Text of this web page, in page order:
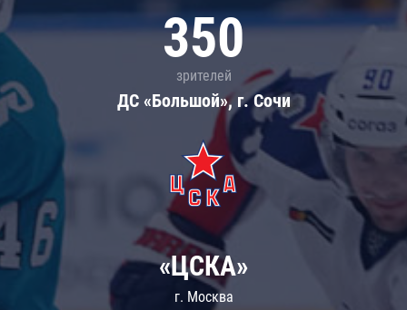
350
зрителей
ДС «Большой», г. Сочи
«ЦСКА»
г. Москва